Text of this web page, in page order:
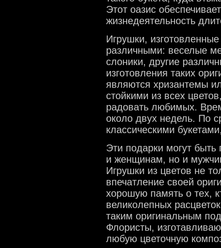
Этот оазис
жизнедеятельность
Игрушки,
различными: веселые
слоники, другие
изготовления таких
являются хризантемы
стойкими из всех
радовать любимых.
около двух недель. По
классическими
Эти подарки могут
и женщинам, но и
Игрушки из цветов не
впечатление своей
хорошую память о тех,
великолепных
таким оригинальным
Флористы,
любую цветочную